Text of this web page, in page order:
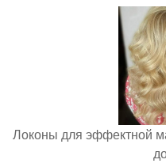
Локоны для эффектной